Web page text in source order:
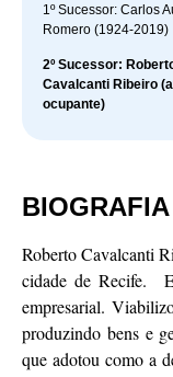
1º Sucessor: Carlos
Romero (1924-2019)
2º Sucessor:
Cavalcanti Ribeiro
ocupante)
BIOGRAFIA
Roberto Cavalcanti
cidade de Recife.
empresarial.
produzindo bens e
que adotou como a